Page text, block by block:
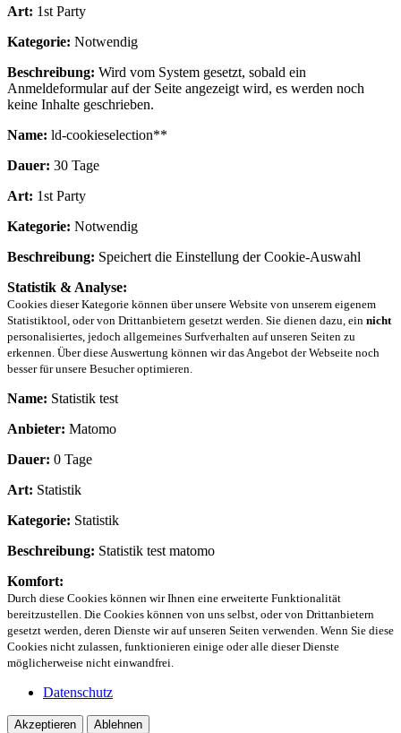
Art: 1st Party
Kategorie: Notwendig
Beschreibung: Wird vom System gesetzt, sobald ein
Anmeldeformular auf der Seite angezeigt wird, es werden noch
keine Inhalte geschrieben.
Name: ld-cookieselection**
Dauer: 30 Tage
Art: 1st Party
Kategorie: Notwendig
Beschreibung: Speichert die Einstellung der Cookie-Auswahl
Statistik & Analyse:
Cookies dieser Kategorie können über unsere Website von unserem eigenem
Statistiktool, oder von Drittanbietern gesetzt werden. Sie dienen dazu, ein nicht
personalisiertes, jedoch allgemeines Surfverhalten auf unseren Seiten zu
erkennen. Über diese Auswertung können wir das Angebot der Webseite noch
besser für unsere Besucher optimieren.
Name: Statistik test
Anbieter: Matomo
Dauer: 0 Tage
Art: Statistik
Kategorie: Statistik
Beschreibung: Statistik test matomo
Komfort:
Durch diese Cookies können wir Ihnen eine erweiterte Funktionalität
bereitzustellen. Die Cookies können von uns selbst, oder von Drittanbietern
gesetzt werden, deren Dienste wir auf unseren Seiten verwenden. Wenn Sie diese
Cookies nicht zulassen, funktionieren einige oder alle dieser Dienste
möglicherweise nicht einwandfrei.
Datenschutz
Akzeptieren Ablehnen